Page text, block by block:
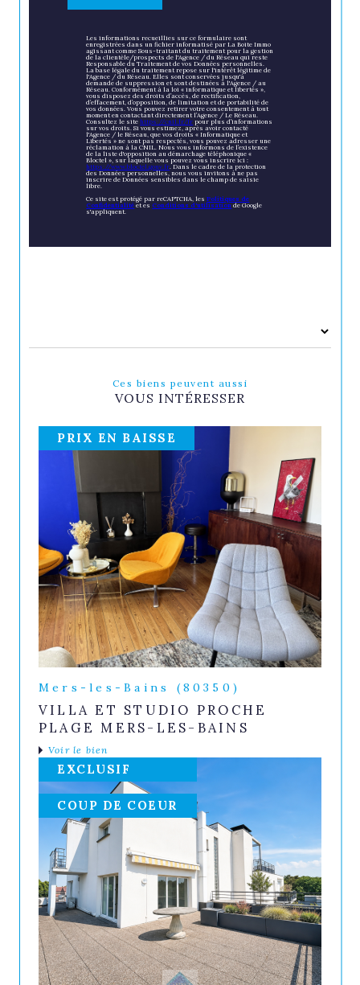
Les informations recueillies sur ce formulaire sont
enregistrées dans un fichier informatisé par La Boite Immo
agissant comme Sous-traitant du traitement pour la gestion
de la clientèle/prospects de l'Agence / du Réseau qui reste
Responsable du Traitement de vos Données personnelles.
La base légale du traitement repose sur l'intérêt légitime de
l'Agence / du Réseau. Elles sont conservées jusqu'à
demande de suppression et sont destinées à l'Agence / au
Réseau. Conformément à la loi « informatique et libertés »,
vous disposez des droits d’accès, de rectification,
d’effacement, d’opposition, de limitation et de portabilité de
vos données. Vous pouvez retirer votre consentement à tout
moment en contactant directement l’Agence / Le Réseau.
Consultez le site https://cnil.fr/fr pour plus d’informations
sur vos droits. Si vous estimez, après avoir contacté
l'Agence / le Réseau, que vos droits « Informatique et
Libertés » ne sont pas respectés, vous pouvez adresser une
réclamation à la CNIL. Nous vous informons de l’existence
de la liste d'opposition au démarchage téléphonique «
Bloctel », sur laquelle vous pouvez vous inscrire ici :
https://www.bloctel.gouv.fr. Dans le cadre de la protection
des Données personnelles, nous vous invitons à ne pas
inscrire de Données sensibles dans le champ de saisie
libre.
Ce site est protégé par reCAPTCHA, lesPolitiques de
Confidentialité et es Conditions d'utilisationde Google
s'appliquent.
Ces biens peuvent aussi
VOUS INTÉRESSER
PRIX EN BAISSE
Mers-les-Bains (80350)
VILLA ET STUDIO PROCHE
PLAGE MERS-LES-BAINS
Voir le bien
EXCLUSIF
COUP DE COEUR